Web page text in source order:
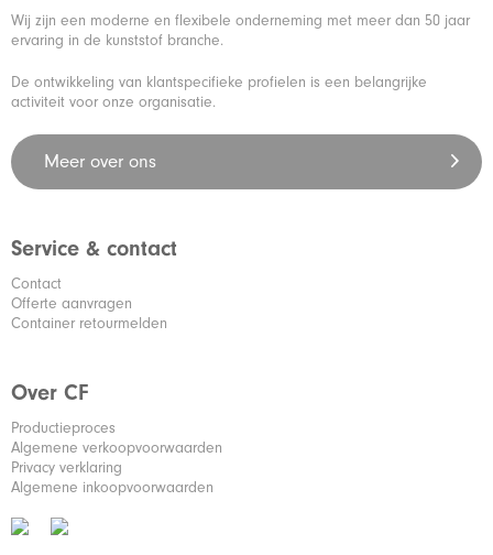
Wij zijn een moderne en flexibele onderneming met meer dan 50 jaar
ervaring in de kunststof branche.
De ontwikkeling van klantspecifieke profielen is een belangrijke
activiteit voor onze organisatie.
Meer over ons
Service & contact
Contact
Offerte aanvragen
Container retourmelden
Over CF
Productieproces
Algemene verkoopvoorwaarden
Privacy verklaring
Algemene inkoopvoorwaarden